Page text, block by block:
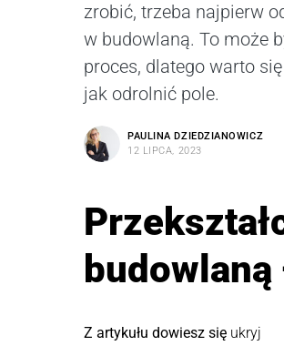
zrobić, trzeba najpierw
w budowlaną. To może
proces, dlatego warto
jak odrolnić pole.
PAULINA DZIEDZIANOWICZ
12 LIPCA, 2023
Z artykułu dowiesz się ukryj